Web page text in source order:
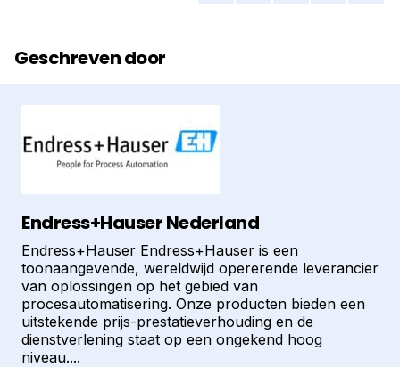
Geschreven door
Endress+Hauser Nederland
Endress+Hauser Endress+Hauser is een
toonaangevende, wereldwijd opererende leverancier
van oplossingen op het gebied van
procesautomatisering. Onze producten bieden een
uitstekende prijs-prestatieverhouding en de
dienstverlening staat op een ongekend hoog
niveau....